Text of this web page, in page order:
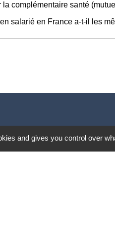
complémentaire santé
salarié en France a-t-il les
and gives you control over